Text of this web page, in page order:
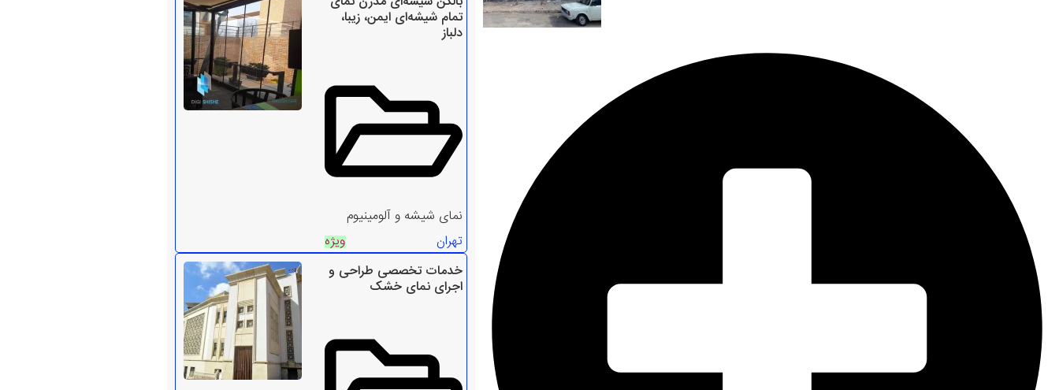
تمام شیشه‌ای ایمن، زیبا،
دلباز
نمای شیشه و آلومینیوم
تهران
ویژه
خدمات تخصصی طراحی و
اجرای نمای خشک